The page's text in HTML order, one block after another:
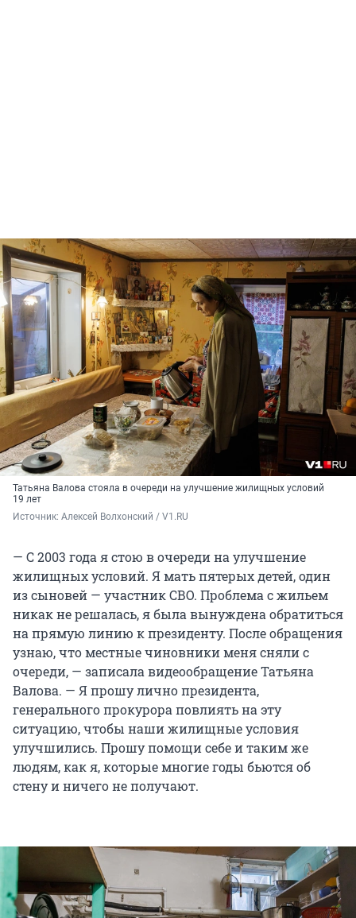
Татьяна Валова стояла в очереди на улучшение жилищных условий
19 лет
Источник: Алексей Волхонский / V1.RU
— С 2003 года я стою в очереди на улучшение
жилищных условий. Я мать пятерых детей, один
из сыновей — участник СВО. Проблема с жильем
никак не решалась, я была вынуждена обратиться
на прямую линию к президенту. После обращения
узнаю, что местные чиновники меня сняли с
очереди, — записала видеообращение Татьяна
Валова. — Я прошу лично президента,
генерального прокурора повлиять на эту
ситуацию, чтобы наши жилищные условия
улучшились. Прошу помощи себе и таким же
людям, как я, которые многие годы бьются об
стену и ничего не получают.